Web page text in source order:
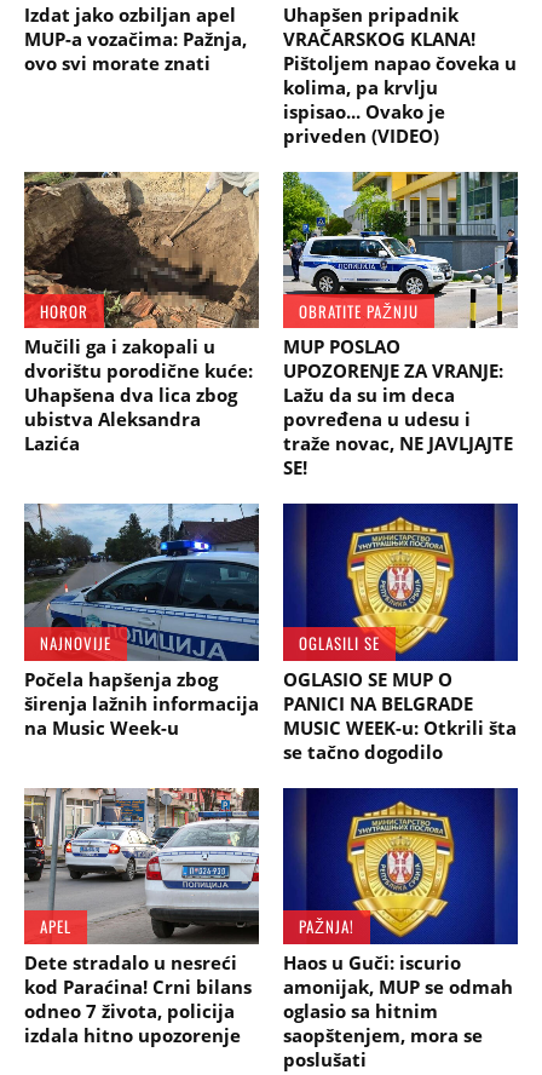
Izdat jako ozbiljan apel
MUP-a vozačima: Pažnja,
ovo svi morate znati
Uhapšen pripadnik
VRAČARSKOG KLANA!
Pištoljem napao čoveka u
kolima, pa krvlju
ispisao... Ovako je
priveden (VIDEO)
HOROR
Mučili ga i zakopali u
dvorištu porodične kuće:
Uhapšena dva lica zbog
ubistva Aleksandra
Lazića
OBRATITE PAŽNJU
MUP POSLAO
UPOZORENJE ZA VRANJE:
Lažu da su im deca
povređena u udesu i
traže novac, NE JAVLJAJTE
SE!
NAJNOVIJE
Počela hapšenja zbog
širenja lažnih informacija
na Music Week-u
OGLASILI SE
OGLASIO SE MUP O
PANICI NA BELGRADE
MUSIC WEEK-u: Otkrili šta
se tačno dogodilo
APEL
Dete stradalo u nesreći
kod Paraćina! Crni bilans
odneo 7 života, policija
izdala hitno upozorenje
PAŽNJA!
Haos u Guči: iscurio
amonijak, MUP se odmah
oglasio sa hitnim
saopštenjem, mora se
poslušati